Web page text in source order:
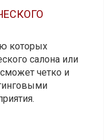
которых
салона или
четко и